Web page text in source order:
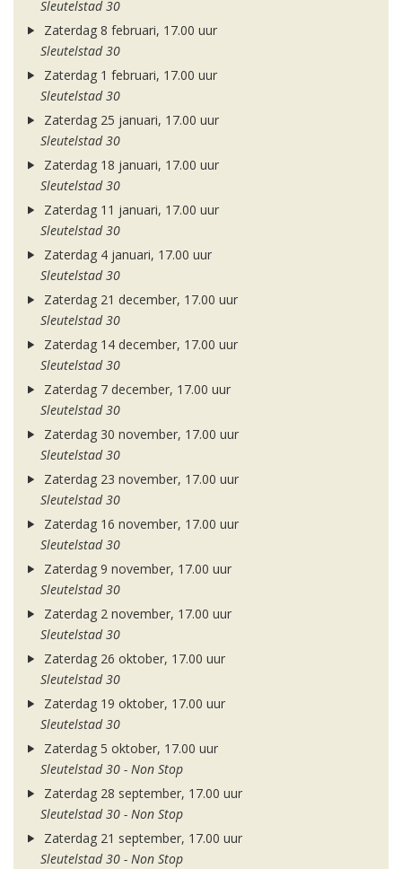
Sleutelstad 30
Zaterdag 8 februari, 17.00 uur
Sleutelstad 30
Zaterdag 1 februari, 17.00 uur
Sleutelstad 30
Zaterdag 25 januari, 17.00 uur
Sleutelstad 30
Zaterdag 18 januari, 17.00 uur
Sleutelstad 30
Zaterdag 11 januari, 17.00 uur
Sleutelstad 30
Zaterdag 4 januari, 17.00 uur
Sleutelstad 30
Zaterdag 21 december, 17.00 uur
Sleutelstad 30
Zaterdag 14 december, 17.00 uur
Sleutelstad 30
Zaterdag 7 december, 17.00 uur
Sleutelstad 30
Zaterdag 30 november, 17.00 uur
Sleutelstad 30
Zaterdag 23 november, 17.00 uur
Sleutelstad 30
Zaterdag 16 november, 17.00 uur
Sleutelstad 30
Zaterdag 9 november, 17.00 uur
Sleutelstad 30
Zaterdag 2 november, 17.00 uur
Sleutelstad 30
Zaterdag 26 oktober, 17.00 uur
Sleutelstad 30
Zaterdag 19 oktober, 17.00 uur
Sleutelstad 30
Zaterdag 5 oktober, 17.00 uur
Sleutelstad 30 - Non Stop
Zaterdag 28 september, 17.00 uur
Sleutelstad 30 - Non Stop
Zaterdag 21 september, 17.00 uur
Sleutelstad 30 - Non Stop